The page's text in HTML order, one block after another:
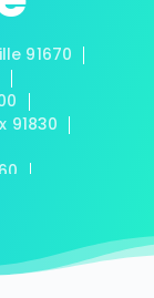
91670
91830